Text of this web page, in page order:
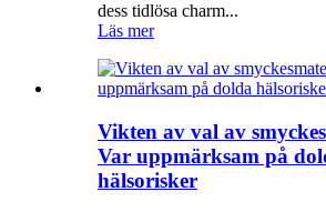
dess tidlösa charm...
Läs mer
Vikten av val av
Var uppmärksam på
hälsorisker